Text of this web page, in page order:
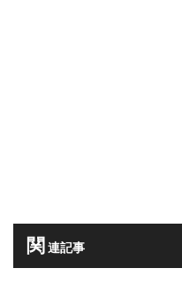
関 連記事